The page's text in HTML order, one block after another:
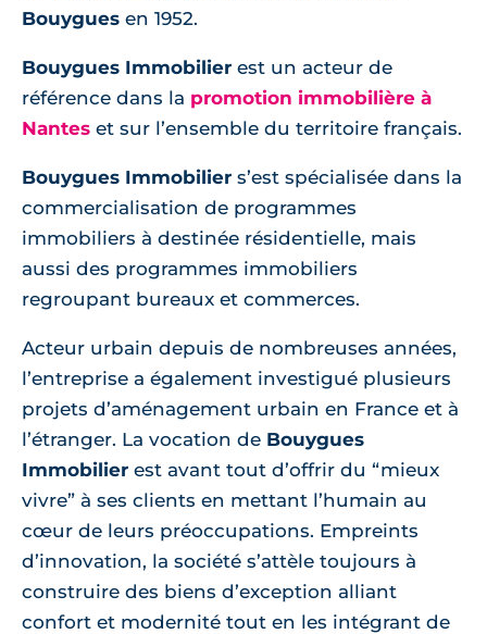
Bouygues en 1952.
Bouygues Immobilier est un acteur de
référence dans la promotion immobilière à
Nantes et sur l’ensemble du territoire français.
Bouygues Immobilier s’est spécialisée dans la
commercialisation de programmes
immobiliers à destinée résidentielle, mais
aussi des programmes immobiliers
regroupant bureaux et commerces.
Acteur urbain depuis de nombreuses années,
l’entreprise a également investigué plusieurs
projets d’aménagement urbain en France et à
l’étranger. La vocation de Bouygues
Immobilier est avant tout d’offrir du “mieux
vivre” à ses clients en mettant l’humain au
cœur de leurs préoccupations. Empreints
d’innovation, la société s’attèle toujours à
construire des biens d’exception alliant
confort et modernité tout en les intégrant de